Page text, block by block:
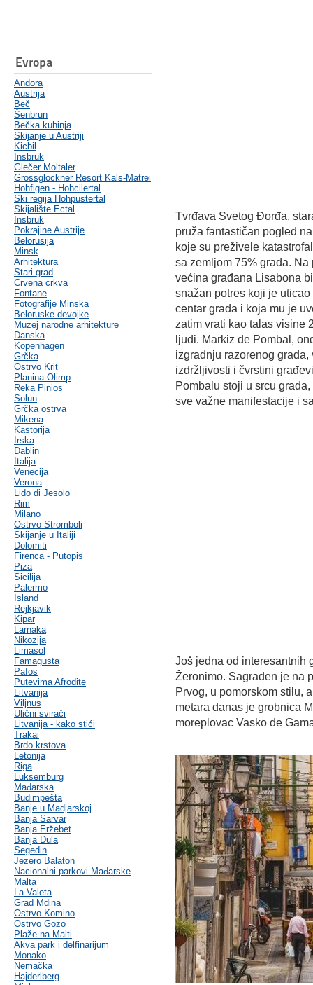
Evropa
Andora
Austrija
Beč
Šenbrun
Bečka kuhinja
Skijanje u Austriji
Kicbil
Insbruk
Glečer Moltaler
Grossglockner Resort Kals-Matrei
Hohfigen - Hohcilertal
Ski regija Hohpustertal
Skijalište Ectal
Insbruk
Pokrajine Austrije
Belorusija
Minsk
Arhitektura
Stari grad
Crvena crkva
Fontane
Fotografije Minska
Beloruske devojke
Muzej narodne arhitekture
Danska
Kopenhagen
Grčka
Ostrvo Krit
Planina Olimp
Reka Pinios
Solun
Grčka ostrva
Mikena
Kastorija
Irska
Dablin
Italija
Venecija
Verona
Lido di Jesolo
Rim
Milano
Ostrvo Stromboli
Skijanje u Italiji
Dolomiti
Firenca - Putopis
Piza
Sicilija
Palermo
Island
Rejkjavik
Kipar
Larnaka
Nikozija
Limasol
Famagusta
Pafos
Putevima Afrodite
Litvanija
Viljnus
Ulični svirači
Litvanija - kako stići
Trakai
Brdo krstova
Letonija
Riga
Luksemburg
Mađarska
Budimpešta
Banje u Madjarskoj
Banja Sarvar
Banja Eržebet
Banja Ðula
Segedin
Jezero Balaton
Nacionalni parkovi Mađarske
Malta
La Valeta
Grad Mdina
Ostrvo Komino
Ostrvo Gozo
Plaže na Malti
Akva park i delfinarijum
Monako
Nemačka
Hajderlberg
Tvrđava Svetog Đorđa,
pruža fantastičan pogled
koje su preživele
sa zemljom 75% grada.
većina građana Lisabona
snažan potres koji je
centar grada i koja mu je
zatim vrati kao talas visine
ljudi. Markiz de Pombal,
izgradnju razorenog
izdržljivosti i čvrstini
Pombalu stoji u srcu
sve važne manifestacije i
Još jedna od interesantnih
Žeronimo. Sagrađen je na
Prvog, u pomorskom stilu,
metara danas je grobnica
moreplovac Vasko de